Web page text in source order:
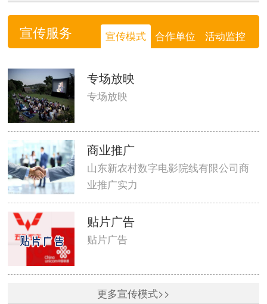
宣传服务 宣传模式 合作单位 活动监控
专场放映
专场放映
商业推广
山东新农村数字电影院线有限公司商
业推广实力
贴片广告
贴片广告
更多宣传模式>>